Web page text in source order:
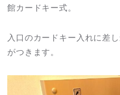
館カードキー式。
入口のカードキー入れに差
がつきます。